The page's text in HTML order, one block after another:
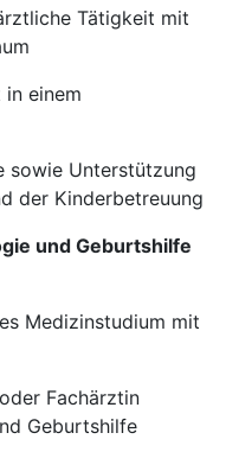
Tätigkeit mit
in einem
sowie Unterstützung
der Kinderbetreuung
und Geburtshilfe
Medizinstudium mit
Fachärztin
Geburtshilfe